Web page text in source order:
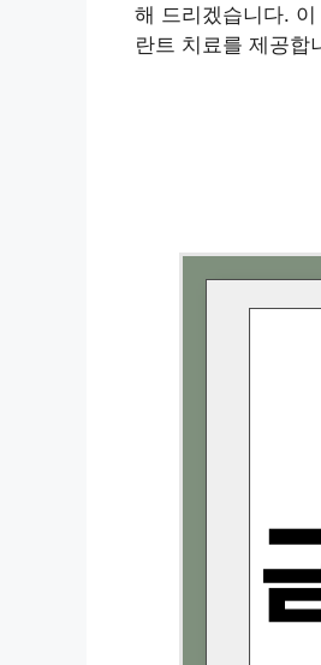
해 드리겠습니다.
란트 치료를 제공합